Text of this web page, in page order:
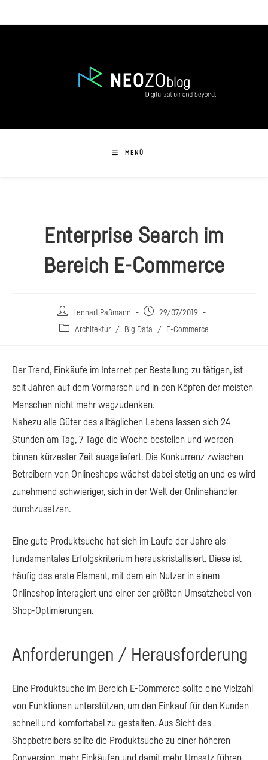
Inhalt
MENÜ
Enterprise Search im
Bereich E-Commerce
Beitrags-
Autor:
Lennart Paßmann
Beitrag
veröffentlicht:
29/07/2019
Beitrags-Architektur / Big Data / E-Commerce
Der Trend, Einkäufe im Internet per Bestellung zu tätigen, ist
seit Jahren auf dem Vormarsch und in den Köpfen der meisten
Menschen nicht mehr wegzudenken.
Nahezu alle Güter des alltäglichen Lebens lassen sich 24
Stunden am Tag, 7 Tage die Woche bestellen und werden
binnen kürzester Zeit ausgeliefert. Die Konkurrenz zwischen
Betreibern von Onlineshops wächst dabei stetig an und es wird
zunehmend schwieriger, sich in der Welt der Onlinehändler
durchzusetzen.
Eine gute Produktsuche hat sich im Laufe der Jahre als
fundamentales Erfolgskriterium herauskristallisiert. Diese ist
häufig das erste Element, mit dem ein Nutzer in einem
Onlineshop interagiert und einer der größten Umsatzhebel von
Shop-Optimierungen.
Anforderungen / Herausforderung
Eine Produktsuche im Bereich E-Commerce sollte eine Vielzahl
von Funktionen unterstützen, um den Einkauf für den Kunden
schnell und komfortabel zu gestalten. Aus Sicht des
Shopbetreibers sollte die Produktsuche zu einer höheren
Conversion, mehr Einkäufen und damit mehr Umsatz führen.